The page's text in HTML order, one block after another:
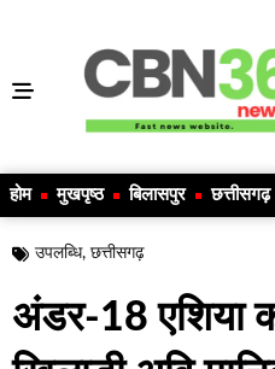
होम मुखपृष्ठ बिलासपुर छत्तीसगढ़
उपलब्धि, छत्तीसगढ़
अंडर-18 एशिया